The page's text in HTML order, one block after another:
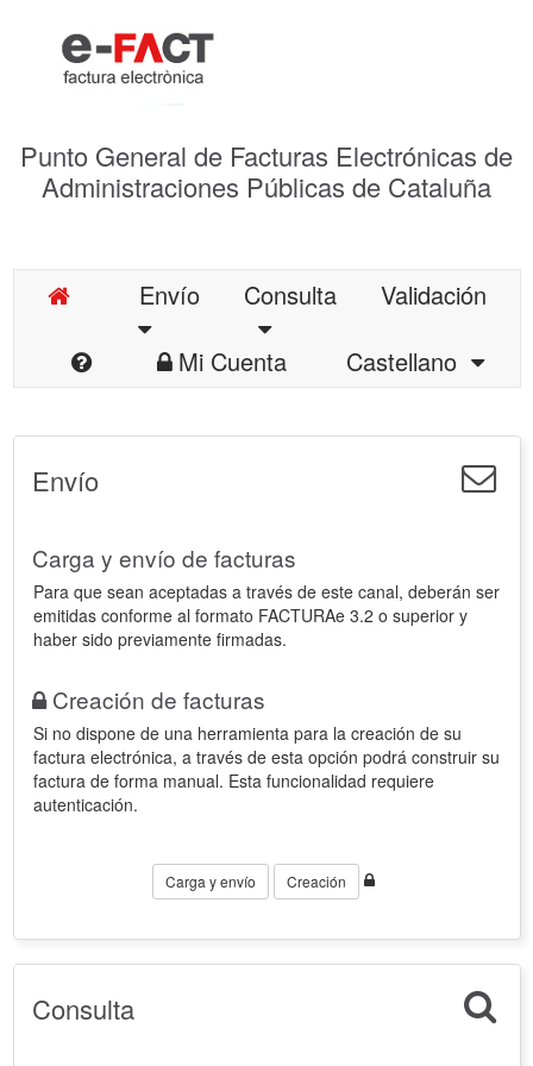
Punto General de Facturas Electrónicas de
Administraciones Públicas de Cataluña
Envío Consulta
Validación
Mi Cuenta
Castellano
Envío
Carga y envío de facturas
Para que sean aceptadas a través de este canal, deberán ser
emitidas conforme al formato FACTURAe 3.2 o superior y
haber sido previamente firmadas.
Creación de facturas
Si no dispone de una herramienta para la creación de su
factura electrónica, a través de esta opción podrá construir su
factura de forma manual. Esta funcionalidad requiere
autenticación.
Carga y envío Creación
Consulta